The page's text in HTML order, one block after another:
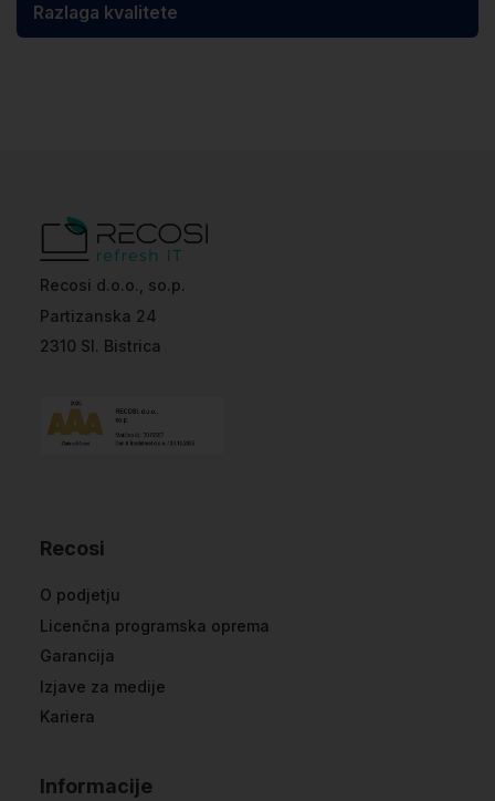
Razlaga kvalitete
Recosi d.o.o., so.p.
Partizanska 24
2310 Sl. Bistrica
Recosi
O podjetju
Licenčna programska oprema
Garancija
Izjave za medije
Kariera
Informacije